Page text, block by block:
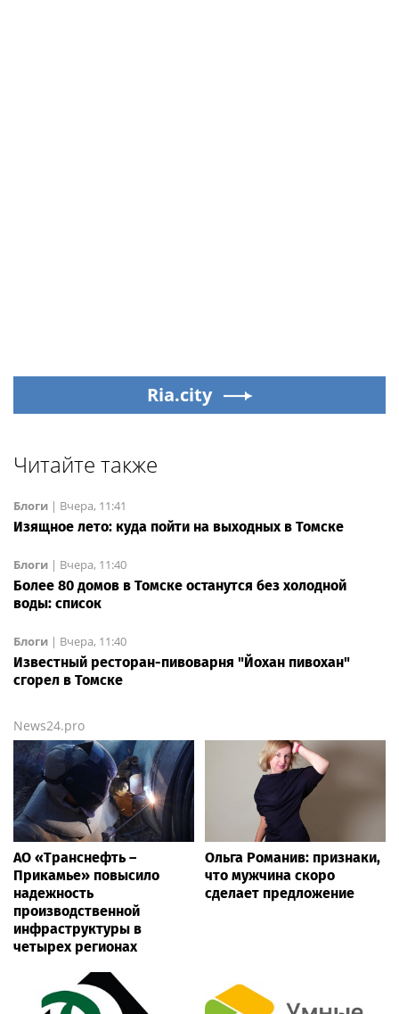
Ria.city
Читайте также
Блоги | Вчера, 11:41
Изящное лето: куда пойти на выходных в Томске
Блоги | Вчера, 11:40
Более 80 домов в Томске останутся без холодной
воды: список
Блоги | Вчера, 11:40
Известный ресторан-пивоварня "Йохан пивохан"
сгорел в Томске
News24.pro
АО «Транснефть –
Прикамье» повысило
надежность
производственной
инфраструктуры в
четырех регионах
Ольга Романив: признаки,
что мужчина скоро
сделает предложение